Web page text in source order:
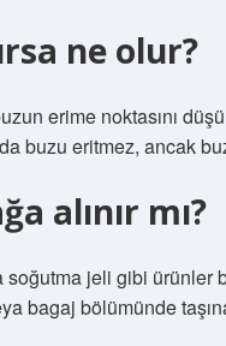
ne olur?
erime noktasını
buzu eritmez, ancak
alınır mı?
soğutma jeli gibi
bagaj bölümünde